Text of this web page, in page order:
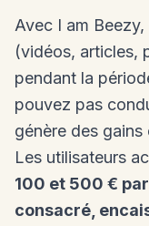
Avec I am
(vidéos, articles,
pendant la
pouvez pas
génère des
Les utilisateurs
100 et 500 €
consacré,